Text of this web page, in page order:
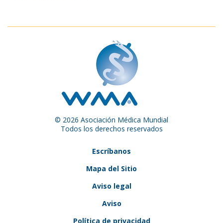
© 2026 Asociación Médica Mundial
Todos los derechos reservados
Escríbanos
Mapa del Sitio
Aviso legal
Aviso
Política de privacidad